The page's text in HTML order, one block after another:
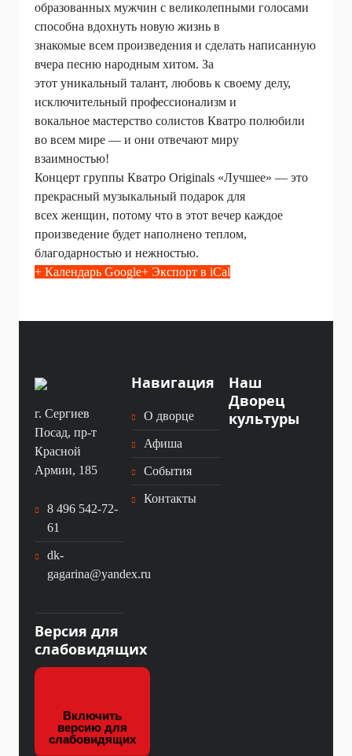
образованных мужчин с великолепными голосами
способна вдохнуть новую жизнь в
знакомые всем произведения и сделать написанную
вчера песню народным хитом. За
этот уникальный талант, любовь к своему делу,
исключительный профессионализм и
вокальное мастерство солистов Кватро полюбили
во всем мире — и они отвечают миру
взаимностью!
Концерт группы Кватро Originals «Лучшее» — это
прекрасный музыкальный подарок для
всех женщин, потому что в этот вечер каждое
произведение будет наполнено теплом,
благодарностью и нежностью.
+ Календарь Google+ Экспорт в iCal
г. Сергиев
Посад, пр-т
Красной
Армии, 185
8 496 542-72-
61
dk-
gagarina@yandex.ru
Версия для
слабовидящих
Включить
версию для
слабовидящих
Навигация
О дворце
Афиша
События
Контакты
Наш
Дворец
культуры